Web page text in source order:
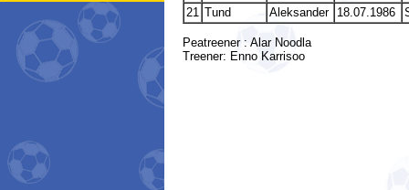
21 Tund Aleksander 18.07.1986
Peatreener : Alar Noodla
Treener: Enno Karrisoo